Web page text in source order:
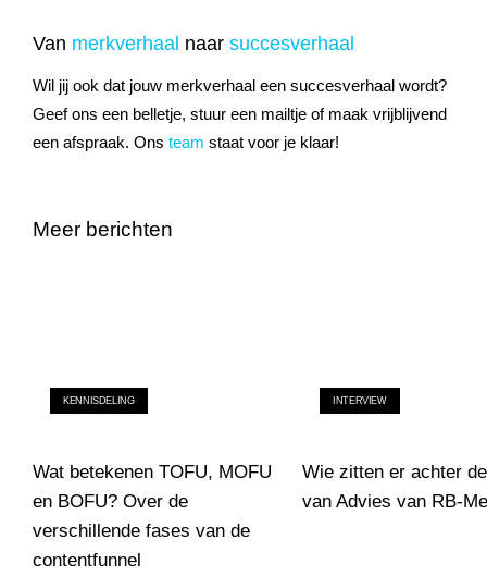
Van merkverhaal naar succesverhaal
Wil jij ook dat jouw merkverhaal een succesverhaal wordt?
Geef ons een belletje, stuur een mailtje of maak vrijblijvend
een afspraak. Ons team staat voor je klaar!
Meer berichten
KENNISDELING
Wat betekenen TOFU, MOFU
en BOFU? Over de
verschillende fases van de
contentfunnel
INTERVIEW
Wie zitten er achter
van Advies van RB-